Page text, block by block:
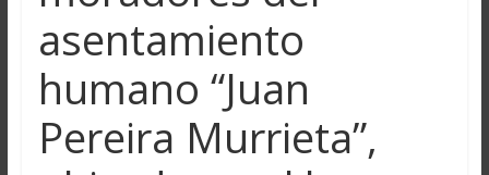
asentamiento
humano “Juan
Pereira Murrieta”,